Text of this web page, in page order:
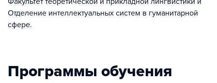
Отделение интеллектуальных систем в гуманитарной
сфере.
Программы обучения